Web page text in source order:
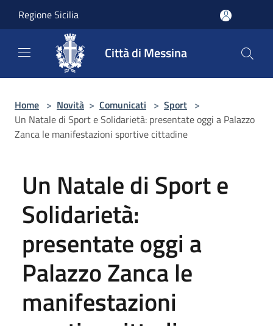
Regione Sicilia
Città di Messina
Home > Novità > Comunicati > Sport >
Un Natale di Sport e Solidarietà: presentate oggi a Palazzo
Zanca le manifestazioni sportive cittadine
Un Natale di Sport e
Solidarietà:
presentate oggi a
Palazzo Zanca le
manifestazioni